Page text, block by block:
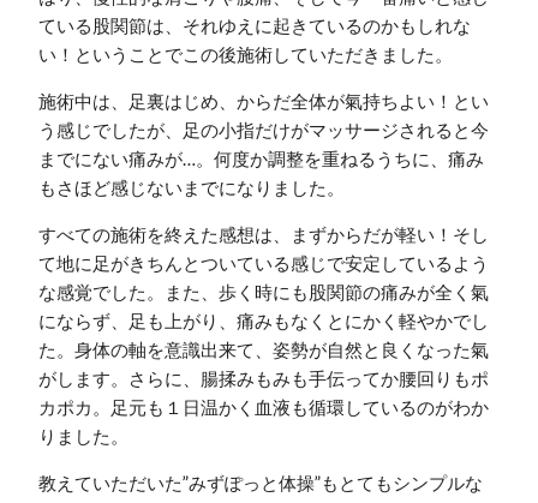
ている股関節は、それゆえに起きているのかもしれな
い！ということでこの後施術していただきました。
施術中は、足裏はじめ、からだ全体が氣持ちよい！とい
う感じでしたが、足の小指だけがマッサージされると今
までにない痛みが…。何度か調整を重ねるうちに、痛み
もさほど感じないまでになりました。
すべての施術を終えた感想は、まずからだが軽い！そし
て地に足がきちんとついている感じで安定しているよう
な感覚でした。また、歩く時にも股関節の痛みが全く氣
にならず、足も上がり、痛みもなくとにかく軽やかでし
た。身体の軸を意識出来て、姿勢が自然と良くなった氣
がします。さらに、腸揉みもみも手伝ってか腰回りもポ
カポカ。足元も１日温かく血液も循環しているのがわか
りました。
教えていただいた”みずぽっと体操”もとてもシンプルな